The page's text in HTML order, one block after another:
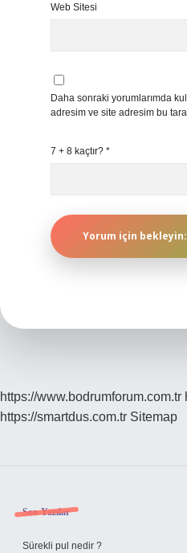
Web Sitesi
Daha sonraki yorumlarımda
adresim ve site adresim bu
7 + 8 kaçtır? *
https://www.bodrumforum.com.tr
https://smartdus.com.tr Sitemap
Sidebar
Son Yazılar
Sürekli pul nedir ?